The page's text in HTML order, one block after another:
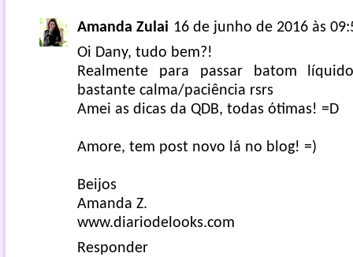
Amanda Zulai 16 de junho de 2016 às
Oi Dany, tudo bem?!
Realmente para passar batom
bastante calma/paciência rsrs
Amei as dicas da QDB, todas ótimas! =D
Amore, tem post novo lá no blog! =)
Beijos
Amanda Z.
www.diariodelooks.com
Responder